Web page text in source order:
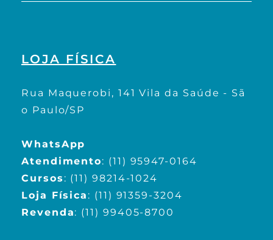
LOJA FÍSICA
Rua Maquerobi, 141 Vila da Saúde - Sã
o Paulo/SP
WhatsApp
Atendimento: (11) 95947-0164
Cursos : (11) 98214-1024
Loja Física : (11) 91359-3204
Revenda: (11) 99405-8700